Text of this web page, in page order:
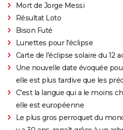
Mort de Jorge Messi
Résultat Loto
Bison Futé
Lunettes pour l'éclipse
Carte de l'éclipse solaire du 12
Une nouvelle date évoquée
elle est plus tardive que les
C'est la langue qui a le moins
elle est européenne
Le plus gros perroquet du